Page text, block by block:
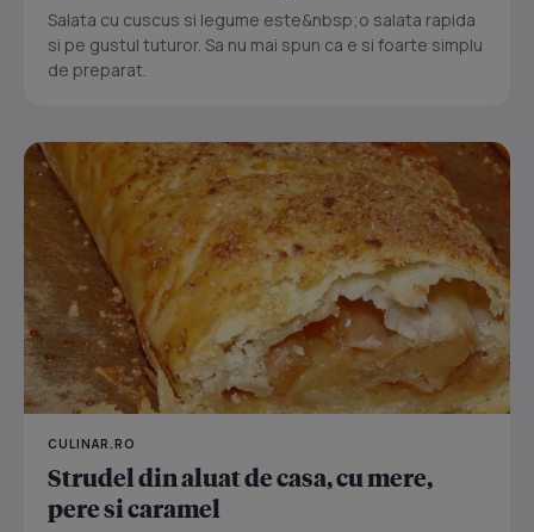
Salata cu cuscus si legume este&nbsp;o salata rapida
si pe gustul tuturor. Sa nu mai spun ca e si foarte simplu
de preparat.
CULINAR.RO
Strudel din aluat de casa, cu mere,
pere si caramel